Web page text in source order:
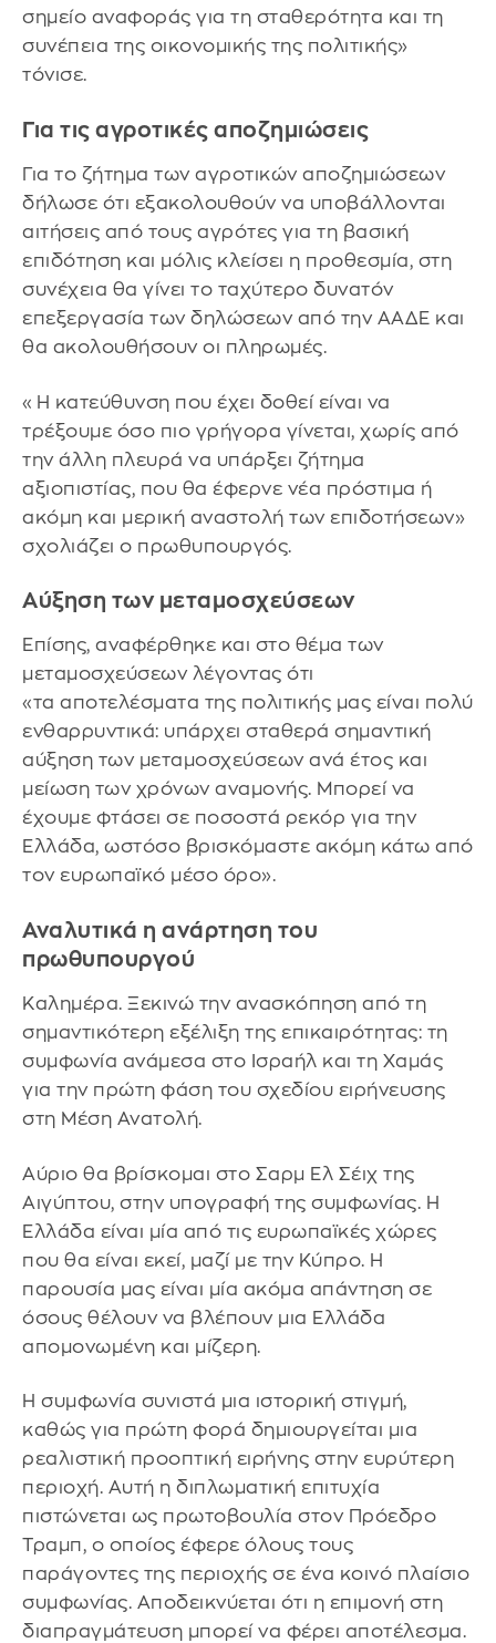
σημείο αναφοράς για τη σταθερότητα και τη
συνέπεια της οικονομικής της πολιτικής»
τόνισε.
Για τις αγροτικές αποζημιώσεις
Για το ζήτημα των αγροτικών αποζημιώσεων
δήλωσε ότι εξακολουθούν να υποβάλλονται
αιτήσεις από τους αγρότες για τη βασική
επιδότηση και μόλις κλείσει η προθεσμία, στη
συνέχεια θα γίνει το ταχύτερο δυνατόν
επεξεργασία των δηλώσεων από την ΑΑΔΕ και
θα ακολουθήσουν οι πληρωμές.
«Η κατεύθυνση που έχει δοθεί είναι να
τρέξουμε όσο πιο γρήγορα γίνεται, χωρίς από
την άλλη πλευρά να υπάρξει ζήτημα
αξιοπιστίας, που θα έφερνε νέα πρόστιμα ή
ακόμη και μερική αναστολή των επιδοτήσεων»
σχολιάζει ο πρωθυπουργός.
Αύξηση των μεταμοσχεύσεων
Επίσης, αναφέρθηκε και στο θέμα των
μεταμοσχεύσεων λέγοντας ότι
«τα αποτελέσματα της πολιτικής μας είναι πολύ
ενθαρρυντικά: υπάρχει σταθερά σημαντική
αύξηση των μεταμοσχεύσεων ανά έτος και
μείωση των χρόνων αναμονής. Μπορεί να
έχουμε φτάσει σε ποσοστά ρεκόρ για την
Ελλάδα, ωστόσο βρισκόμαστε ακόμη κάτω από
τον ευρωπαϊκό μέσο όρο».
Αναλυτικά η ανάρτηση του
πρωθυπουργού
Καλημέρα. Ξεκινώ την ανασκόπηση από τη
σημαντικότερη εξέλιξη της επικαιρότητας: τη
συμφωνία ανάμεσα στο Ισραήλ και τη Χαμάς
για την πρώτη φάση του σχεδίου ειρήνευσης
στη Μέση Ανατολή.
Αύριο θα βρίσκομαι στο Σαρμ Ελ Σέιχ της
Αιγύπτου, στην υπογραφή της συμφωνίας. Η
Ελλάδα είναι μία από τις ευρωπαϊκές χώρες
που θα είναι εκεί, μαζί με την Κύπρο. Η
παρουσία μας είναι μία ακόμα απάντηση σε
όσους θέλουν να βλέπουν μια Ελλάδα
απομονωμένη και μίζερη.
Η συμφωνία συνιστά μια ιστορική στιγμή,
καθώς για πρώτη φορά δημιουργείται μια
ρεαλιστική προοπτική ειρήνης στην ευρύτερη
περιοχή. Αυτή η διπλωματική επιτυχία
πιστώνεται ως πρωτοβουλία στον Πρόεδρο
Τραμπ, ο οποίος έφερε όλους τους
παράγοντες της περιοχής σε ένα κοινό πλαίσιο
συμφωνίας. Αποδεικνύεται ότι η επιμονή στη
διαπραγμάτευση μπορεί να φέρει αποτέλεσμα.